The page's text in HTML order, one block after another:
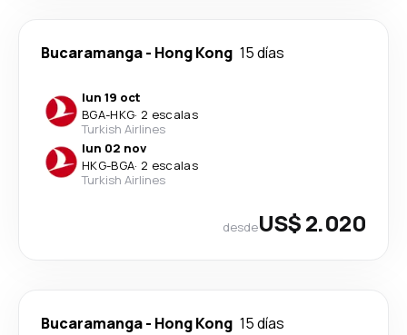
Bucaramanga- Hong Kong 15 días
lun 19 oct
BGA-HKG· 2 escalas
Turkish Airlines
lun 02 nov
HKG-BGA· 2 escalas
Turkish Airlines
desdeUS$ 2.020
Bucaramanga- Hong Kong 15 días